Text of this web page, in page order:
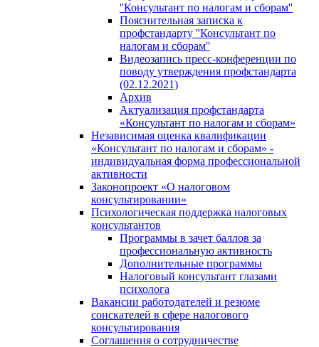
''Консультант по налогам и сборам''
Пояснительная записка к
профстандарту ''Консультант по
налогам и сборам''
Видеозапись пресс-конференции по
поводу утверждения профстандарта
(02.12.2021)
Архив
Актуализация профстандарта
«Консультант по налогам и сборам»
Независимая оценка квалификации
«Консультант по налогам и сборам» -
индивидуальная форма профессиональной
активности
Законопроект «О налоговом
консультировании»
Психологическая поддержка налоговых
консультантов
Программы в зачет баллов за
профессиональную активность
Дополнительные программы
Налоговый консультант глазами
психолога
Вакансии работодателей и резюме
соискателей в сфере налогового
консультирования
Соглашения о сотрудничестве